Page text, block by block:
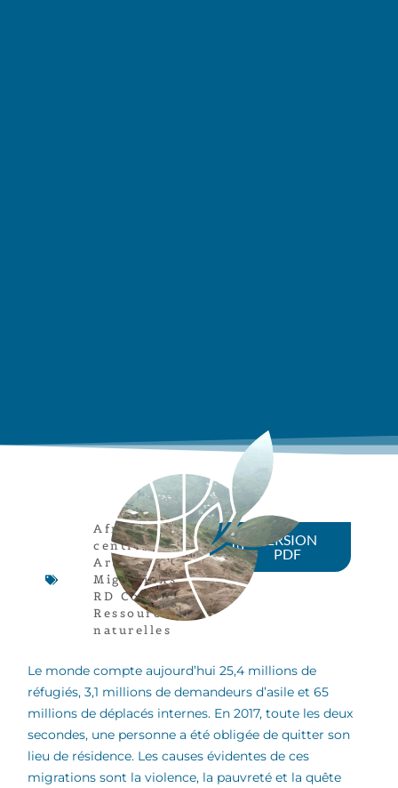
Afrique
centrale,
Article,
Migrations,
RD Congo,
Ressources
naturelles
VERSION
PDF
Le monde compte aujourd’hui 25,4 millions de
réfugiés, 3,1 millions de demandeurs d’asile et 65
millions de déplacés internes. En 2017, toute les deux
secondes, une personne a été obligée de quitter son
lieu de résidence. Les causes évidentes de ces
migrations sont la violence, la pauvreté et la quête